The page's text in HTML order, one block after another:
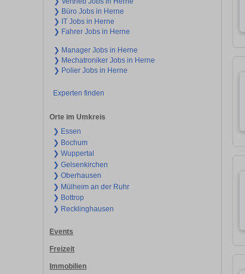
❯ Büro Jobs in Herne
❯ IT Jobs in Herne
❯ Fahrer Jobs in Herne
❯ Manager Jobs in Herne
❯ Mechatroniker Jobs in Herne
❯ Polier Jobs in Herne
Experten finden
Orte im Umkreis
❯ Essen
❯ Bochum
❯ Wuppertal
❯ Gelsenkirchen
❯ Oberhausen
❯ Mülheim an der Ruhr
❯ Bottrop
❯ Recklinghausen
Events
Freizeit
Immobilien